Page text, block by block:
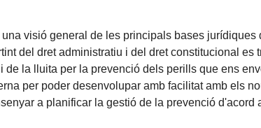
visió general de les principals bases
del dret administratiu i del dret constitucional
la lluita per la prevenció dels perills que ens
per poder desenvolupar amb facilitat amb els
a planificar la gestió de la prevenció